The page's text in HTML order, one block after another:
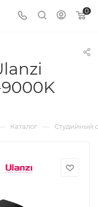
0
Каталог — Студийный